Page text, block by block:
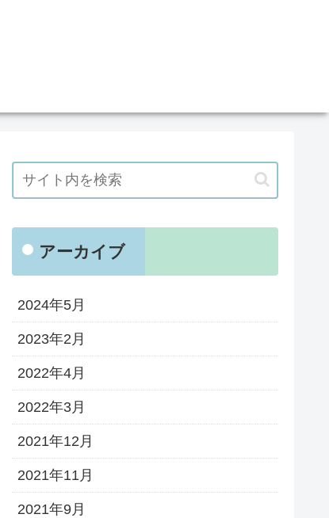
アーカイブ
2024年5月
2023年2月
2022年4月
2022年3月
2021年12月
2021年11月
2021年9月